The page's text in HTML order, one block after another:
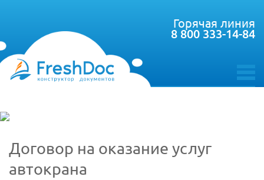
toggle
Горячая линия
8 800 333-14-84
Договор на оказание услуг
автокрана